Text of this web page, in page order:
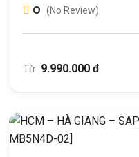
0 (No Review)
Từ 9.990.000 đ